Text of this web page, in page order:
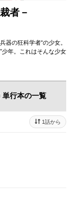
者－
器の狂科学者“の少女。
少年。これはそんな少女
単行本の一覧
1話から